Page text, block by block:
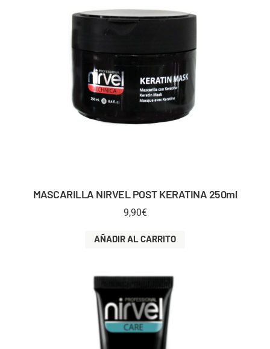
MASCARILLA NIRVEL POST KERATINA 250ml
9,90€
AÑADIR AL CARRITO